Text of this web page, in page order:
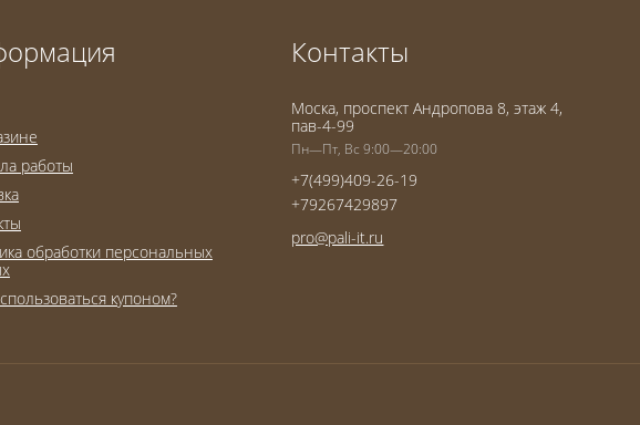
работы
обработки персональных
купоном?
Контакты
Моска, проспект Андропова 8, этаж 4,
пав-4-99
Пн—Пт, Вс 9:00—20:00
+7(499)409-26-19
+79267429897
pro@pali-it.ru